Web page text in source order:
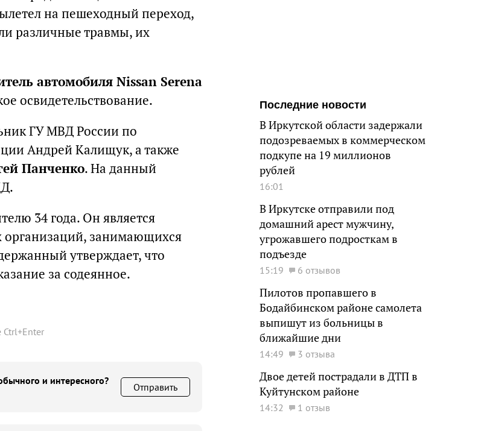
на пешеходный переход,
различные травмы, их
автомобиля Nissan Serena
освидетельствование.
ГУ МВД России по
Андрей Калищук, а также
Панченко. На данный
34 года. Он является
занимающихся
утверждает, что
за содеянное.
Ctrl+Enter
и интересного?
Отправить
Последние новости
В Иркутской области задержали
подозреваемых в коммерческом
подкупе на 19 миллионов
рублей
16:01
В Иркутске отправили под
домашний арест мужчину,
угрожавшего подросткам в
подъезде
15:19 6 отзывов
Пилотов пропавшего в
Бодайбинском районе самолета
выпишут из больницы в
ближайшие дни
14:49 3 отзыва
Двое детей пострадали в ДТП в
Куйтунском районе
14:32 1 отзыв